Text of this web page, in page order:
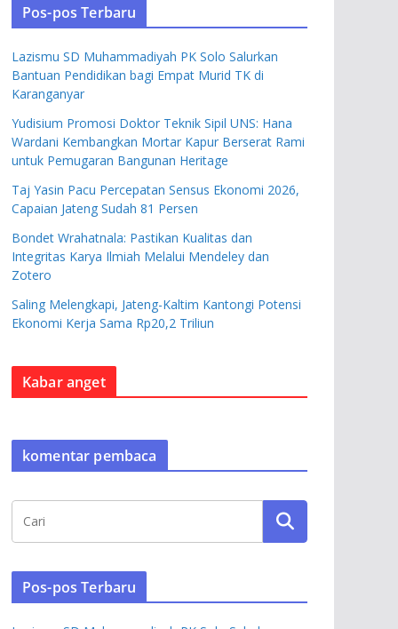
Pos-pos Terbaru
Lazismu SD Muhammadiyah PK Solo Salurkan
Bantuan Pendidikan bagi Empat Murid TK di
Karanganyar
Yudisium Promosi Doktor Teknik Sipil UNS: Hana
Wardani Kembangkan Mortar Kapur Berserat Rami
untuk Pemugaran Bangunan Heritage
Taj Yasin Pacu Percepatan Sensus Ekonomi 2026,
Capaian Jateng Sudah 81 Persen
Bondet Wrahatnala: Pastikan Kualitas dan
Integritas Karya Ilmiah Melalui Mendeley dan
Zotero
Saling Melengkapi, Jateng-Kaltim Kantongi Potensi
Ekonomi Kerja Sama Rp20,2 Triliun
Kabar anget
komentar pembaca
Pos-pos Terbaru